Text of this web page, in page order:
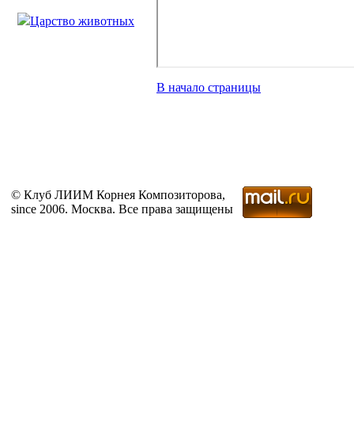
Царство животных
В начало страницы
© Клуб ЛИИМ Корнея Композиторова,
since 2006. Москва. Все права защищены